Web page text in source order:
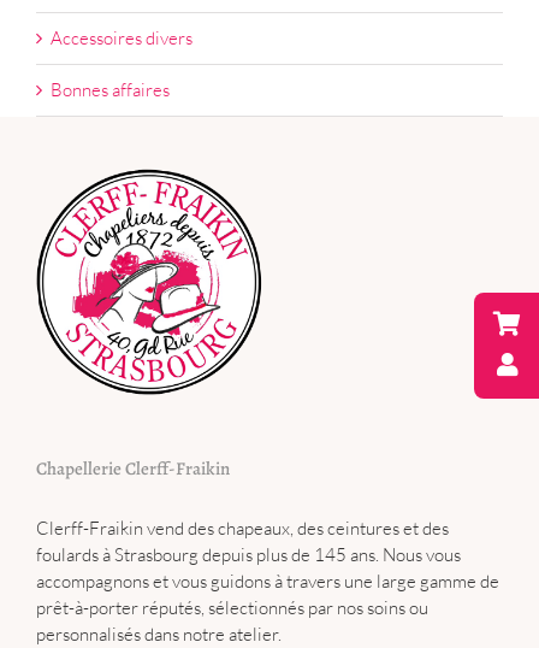
Accessoires divers
Bonnes affaires
Chapellerie Clerff-Fraikin
Clerff-Fraikin vend des chapeaux, des ceintures et des
foulards à Strasbourg depuis plus de 145 ans. Nous vous
accompagnons et vous guidons à travers une large gamme de
prêt-à-porter réputés, sélectionnés par nos soins ou
personnalisés dans notre atelier.